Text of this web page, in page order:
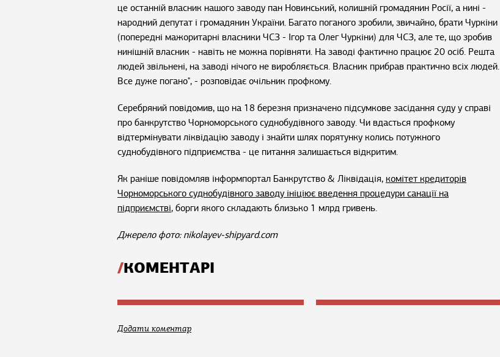
це останній власник нашого заводу пан Новинський, колишній громадянин Росії, а нині -
народний депутат і громадянин України. Багато поганого зробили, звичайно, брати Чуркіни
(попередні мажоритарні власники ЧСЗ - Ігор та Олег Чуркіни) для ЧСЗ, але те, що зробив
нинішній власник - навіть не можна порівняти. На заводі фактично працює 20 осіб. Решта
людей звільнені, на заводі нічого не виробляється. Власник прибрав практично всіх людей.
Все дуже погано", - розповідає очільник профкому.
Серебряний повідомив, що на 18 березня призначено підсумкове засідання суду у справі
про банкрутство Чорноморського суднобудівного заводу. Чи вдасться профкому
відтермінувати ліквідацію заводу і знайти шлях порятунку колись потужного
суднобудівного підприємства - це питання залишається відкритим.
Як раніше повідомляв інформпортал Банкрутство & Ліквідація, комітет кредиторів
Чорноморського суднобудівного заводу ініціює введення процедури санації на
підприємстві, борги якого складають близько 1 млрд гривень.
Джерело фото: nikolayev-shipyard.com
КОМЕНТАРІ
Додати коментар